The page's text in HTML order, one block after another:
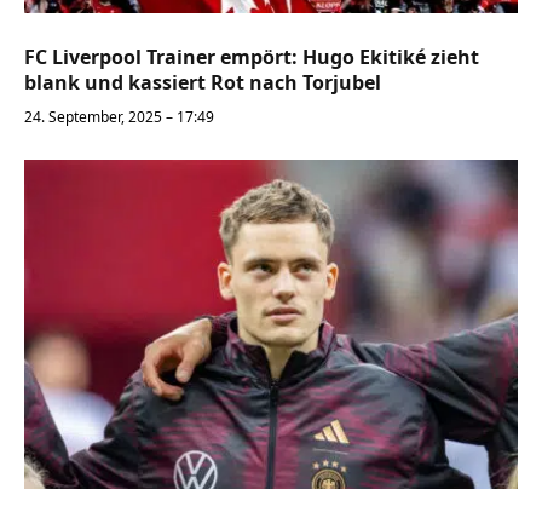
FC Liverpool Trainer empört: Hugo Ekitiké zieht
blank und kassiert Rot nach Torjubel
24. September, 2025 – 17:49